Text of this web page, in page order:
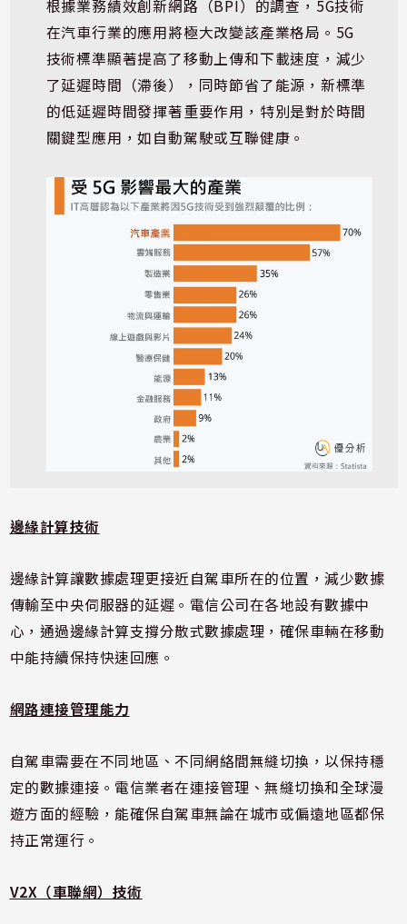
根據業務績效創新網路（BPI）的調查，5G技術
在汽車行業的應用將極大改變該產業格局。5G
技術標準顯著提高了移動上傳和下載速度，減少
了延遲時間（滯後），同時節省了能源，新標準
的低延遲時間發揮著重要作用，特別是對於時間
關鍵型應用，如自動駕駛或互聯健康。
邊緣計算技術
邊緣計算讓數據處理更接近自駕車所在的位置，減少數據
傳輸至中央伺服器的延遲。電信公司在各地設有數據中
心，通過邊緣計算支撐分散式數據處理，確保車輛在移動
中能持續保持快速回應。
網路連接管理能力
自駕車需要在不同地區、不同網絡間無縫切換，以保持穩
定的數據連接。電信業者在連接管理、無縫切換和全球漫
遊方面的經驗，能確保自駕車無論在城市或偏遠地區都保
持正常運行。
V2X（車聯網）技術